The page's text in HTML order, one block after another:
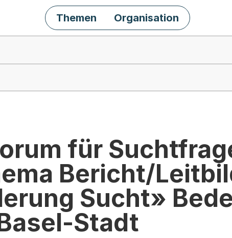
Themen Organisation
für
Bericht/
Sucht»
Stadt